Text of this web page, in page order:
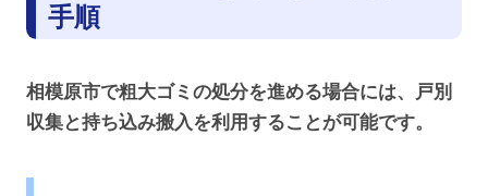
手順
相模原市で粗大ゴミの処分を進める場合には、戸別
収集と持ち込み搬入を利用することが可能です。